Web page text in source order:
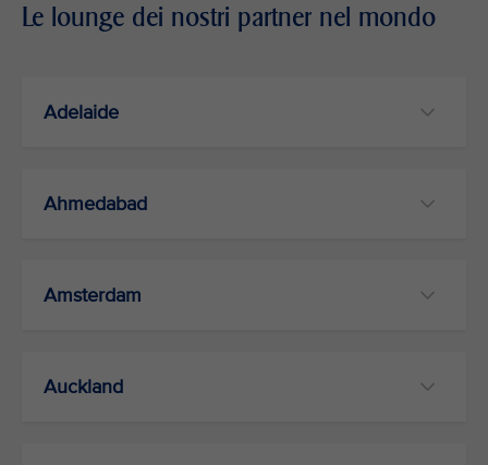
Le lounge dei nostri partner nel mondo
Adelaide
Ahmedabad
Amsterdam
Auckland